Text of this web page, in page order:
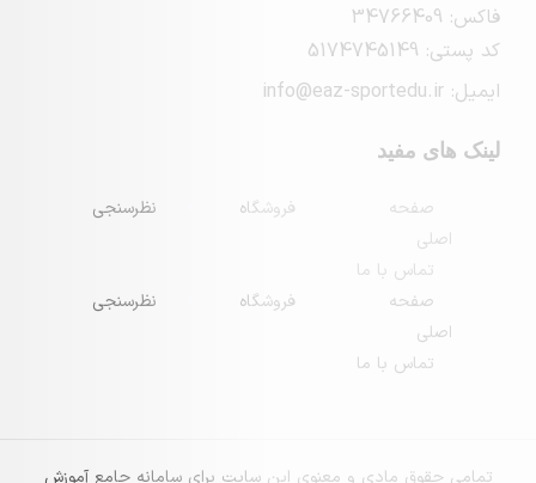
فروشگاه نظرسنجی
فروشگاه نظرسنجی
مادی و معنوی این سایت برای سامانه جامع آموزش